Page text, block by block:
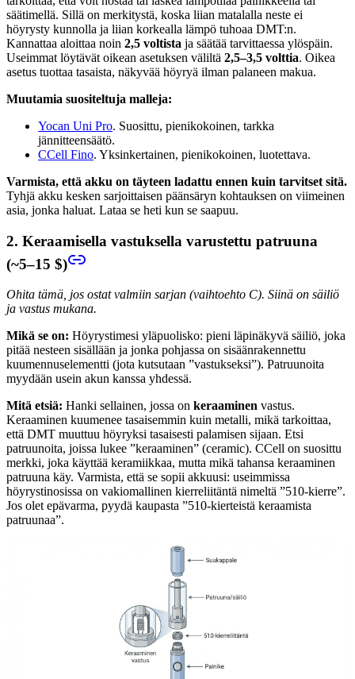
säätimellä. Sillä on merkitystä, koska liian matalalla neste ei
höyrysty kunnolla ja liian korkealla lämpö tuhoaa DMT:n.
Kannattaa aloittaa noin 2,5 voltista ja säätää tarvittaessa ylöspäin.
Useimmat löytävät oikean asetuksen väliltä 2,5–3,5 volttia. Oikea
asetus tuottaa tasaista, näkyvää höyryä ilman palaneen makua.
Muutamia suositeltuja malleja:
Yocan Uni Pro. Suosittu, pienikokoinen, tarkka
jännitteensäätö.
CCell Fino. Yksinkertainen, pienikokoinen, luotettava.
Varmista, että akku on täyteen ladattu ennen kuin tarvitset sitä.
Tyhjä akku kesken sarjoittaisen päänsäryn kohtauksen on viimeinen
asia, jonka haluat. Lataa se heti kun se saapuu.
2. Keraamisella vastuksella varustettu patruuna
(~5–15 $)
Ohita tämä, jos ostat valmiin sarjan (vaihtoehto C). Siinä on säiliö
ja vastus mukana.
Mikä se on: Höyrystimesi yläpuolisko: pieni läpinäkyvä säiliö, joka
pitää nesteen sisällään ja jonka pohjassa on sisäänrakennettu
kuumennuselementti (jota kutsutaan ”vastukseksi”). Patruunoita
myydään usein akun kanssa yhdessä.
Mitä etsiä: Hanki sellainen, jossa on keraaminen vastus.
Keraaminen kuumenee tasaisemmin kuin metalli, mikä tarkoittaa,
että DMT muuttuu höyryksi tasaisesti palamisen sijaan. Etsi
patruunoita, joissa lukee ”keraaminen” (ceramic). CCell on suosittu
merkki, joka käyttää keramiikkaa, mutta mikä tahansa keraaminen
patruuna käy. Varmista, että se sopii akkuusi: useimmissa
höyrystinosissa on vakiomallinen kierreliitäntä nimeltä ”510-kierre”.
Jos olet epävarma, pyydä kaupasta ”510-kierteistä keraamista
patruunaa”.